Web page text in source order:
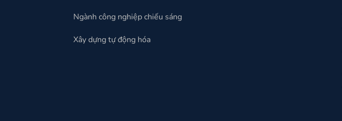
Ngành công nghiệp chiếu sáng
Xây dựng tự động hóa